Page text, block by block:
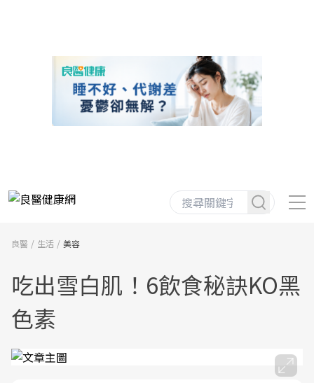
良醫 生活 美容
吃出雪白肌！6飲食秘訣KO黑
色素